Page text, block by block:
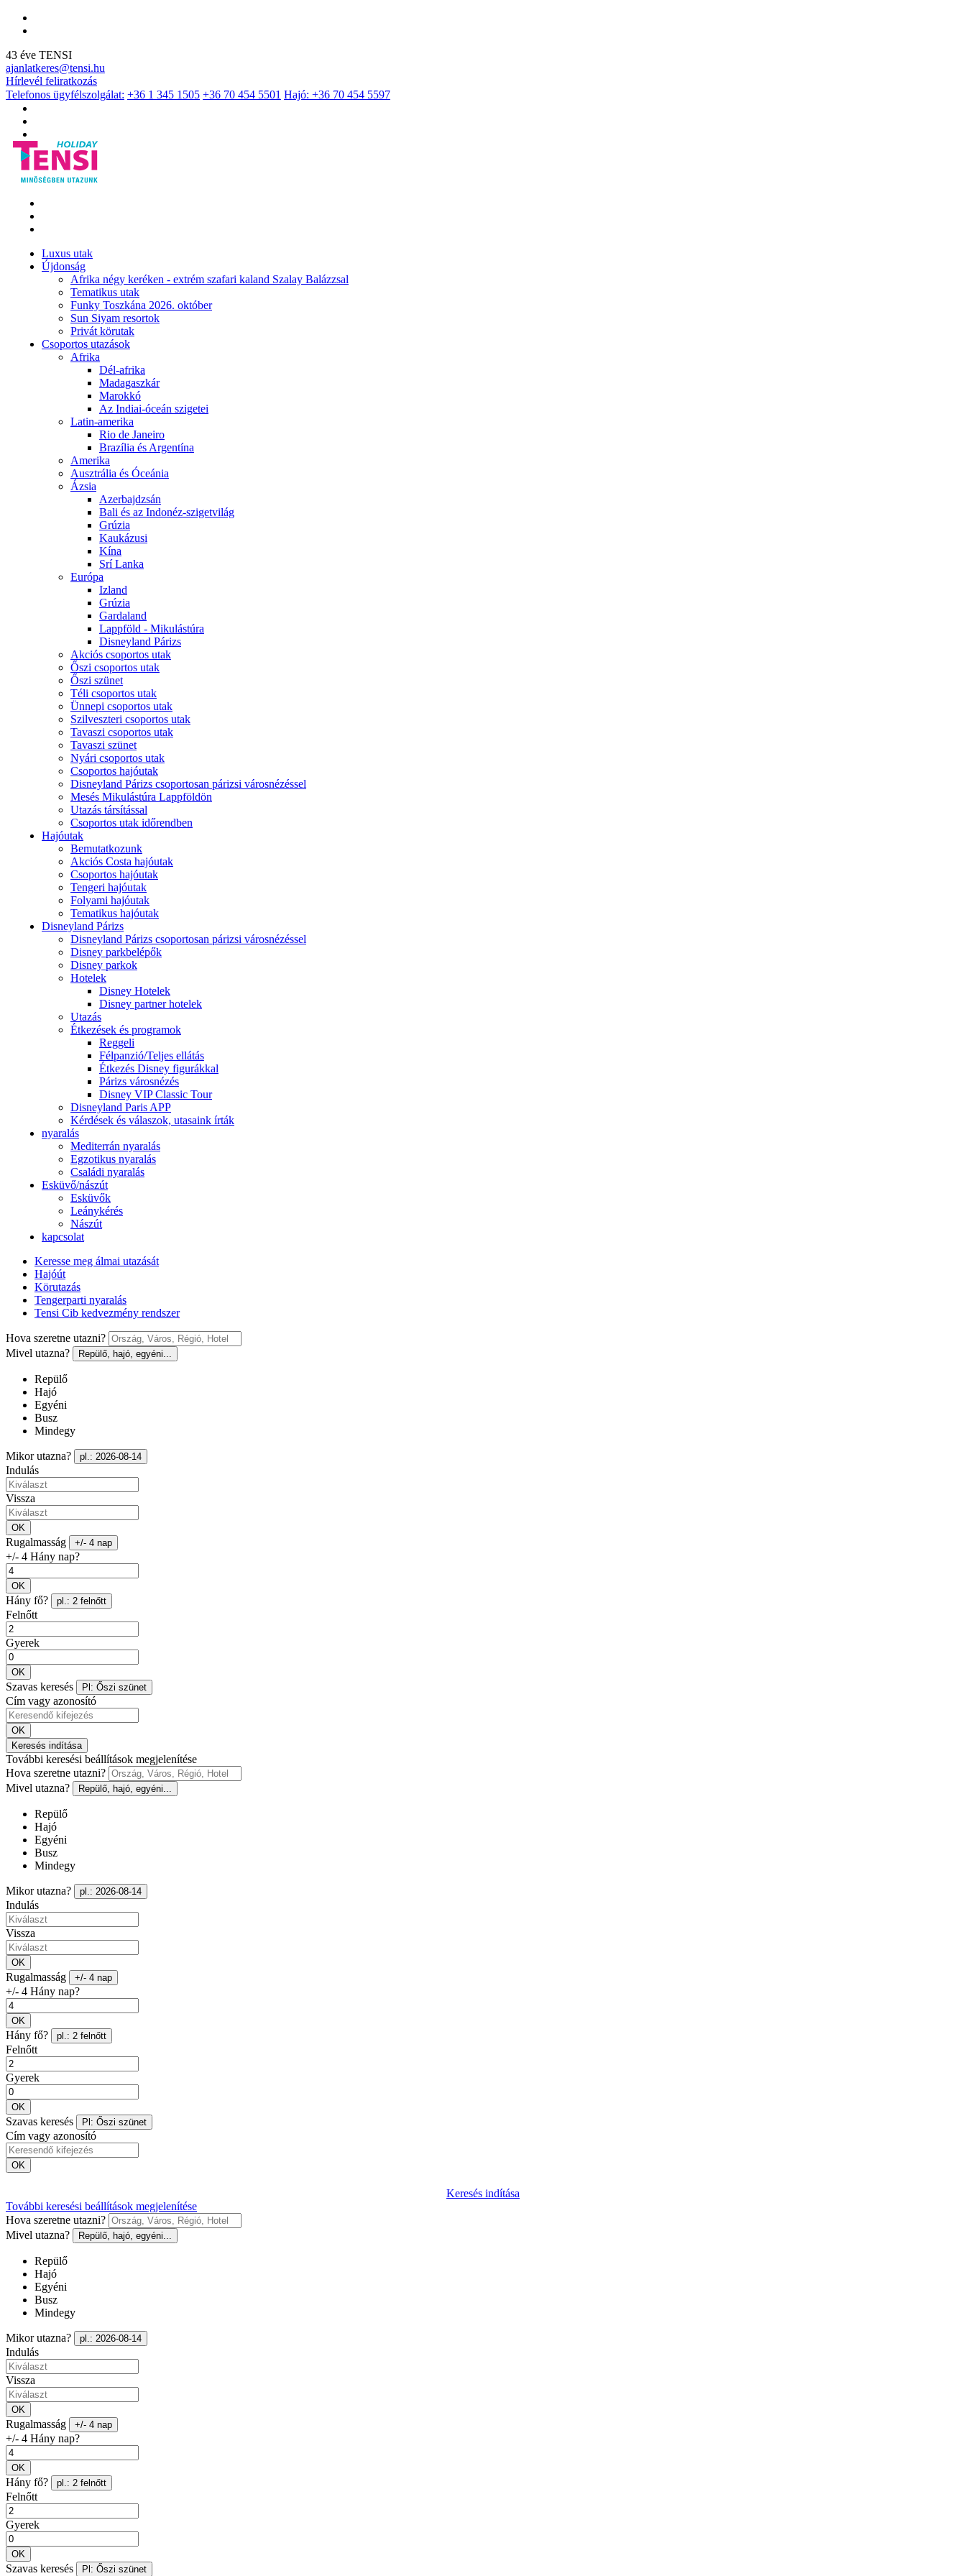
43 éve TENSI
ajanlatkeres@tensi.hu
Hírlevél feliratkozás
Telefonos ügyfélszolgálat: +36 1 345 1505 +36 70 454 5501 Hajó: +36 70 454 5597
Luxus utak
Újdonság
Afrika négy keréken - extrém szafari kaland Szalay Balázzsal
Tematikus utak
Funky Toszkána 2026. október
Sun Siyam resortok
Privát körutak
Csoportos utazások
Afrika
Dél-afrika
Madagaszkár
Marokkó
Az Indiai-óceán szigetei
Latin-amerika
Rio de Janeiro
Brazília és Argentína
Amerika
Ausztrália és Óceánia
Ázsia
Azerbajdzsán
Bali és az Indonéz-szigetvilág
Grúzia
Kaukázusi
Kína
Srí Lanka
Európa
Izland
Grúzia
Gardaland
Lappföld - Mikulástúra
Disneyland Párizs
Akciós csoportos utak
Őszi csoportos utak
Őszi szünet
Téli csoportos utak
Ünnepi csoportos utak
Szilveszteri csoportos utak
Tavaszi csoportos utak
Tavaszi szünet
Nyári csoportos utak
Csoportos hajóutak
Disneyland Párizs csoportosan párizsi városnézéssel
Mesés Mikulástúra Lappföldön
Utazás társítással
Csoportos utak időrendben
Hajóutak
Bemutatkozunk
Akciós Costa hajóutak
Csoportos hajóutak
Tengeri hajóutak
Folyami hajóutak
Tematikus hajóutak
Disneyland Párizs
Disneyland Párizs csoportosan párizsi városnézéssel
Disney parkbelépők
Disney parkok
Hotelek
Disney Hotelek
Disney partner hotelek
Utazás
Étkezések és programok
Reggeli
Félpanzió/Teljes ellátás
Étkezés Disney figurákkal
Párizs városnézés
Disney VIP Classic Tour
Disneyland Paris APP
Kérdések és válaszok, utasaink írták
nyaralás
Mediterrán nyaralás
Egzotikus nyaralás
Családi nyaralás
Esküvő/nászút
Esküvők
Leánykérés
Nászút
kapcsolat
Keresse meg álmai utazását
Hajóút
Körutazás
Tengerparti nyaralás
Tensi Cib kedvezmény rendszer
Hova szeretne utazni?
Mivel utazna?
Repülő, hajó, egyéni...
Repülő
Hajó
Egyéni
Busz
Mindegy
Mikor utazna? pl.: 2026-08-14
Indulás
Vissza
OK
Rugalmasság +/- 4 nap
+/- 4 Hány nap?
OK
Hány fő? pl.: 2 felnőtt
Felnőtt
Gyerek
OK
Szavas keresés Pl: Őszi szünet
Cím vagy azonosító
OK
Keresés indítása
További keresési beállítások megjelenítése
Hova szeretne utazni?
Mivel utazna?
Repülő, hajó, egyéni...
Repülő
Hajó
Egyéni
Busz
Mindegy
Mikor utazna? pl.: 2026-08-14
Indulás
Vissza
OK
Rugalmasság +/- 4 nap
+/- 4 Hány nap?
OK
Hány fő? pl.: 2 felnőtt
Felnőtt
Gyerek
OK
Szavas keresés Pl: Őszi szünet
Cím vagy azonosító
OK
Keresés indítása
További keresési beállítások megjelenítése
Hova szeretne utazni?
Mivel utazna?
Repülő, hajó, egyéni...
Repülő
Hajó
Egyéni
Busz
Mindegy
Mikor utazna? pl.: 2026-08-14
Indulás
Vissza
OK
Rugalmasság +/- 4 nap
+/- 4 Hány nap?
OK
Hány fő? pl.: 2 felnőtt
Felnőtt
Gyerek
OK
Szavas keresés Pl: Őszi szünet